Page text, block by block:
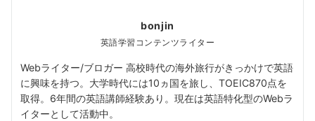
bonjin
英語学習コンテンツライター
Webライター/ブロガー 高校時代の海外旅行がきっかけで英語
に興味を持つ。大学時代には10ヵ国を旅し、TOEIC870点を
取得。6年間の英語講師経験あり。現在は英語特化型のWebラ
イターとして活動中。